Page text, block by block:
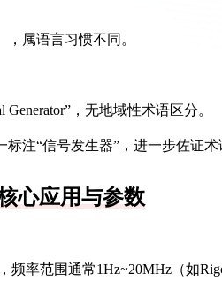
属语言习惯不同。
，无地域性术语区分。
注“信号发生器”，进一步佐证术
心应用与参数
率范围通常1Hz~20MHz（如